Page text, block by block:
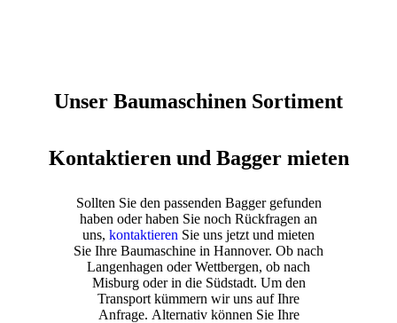
Unser Baumaschinen Sortiment
Kontaktieren und Bagger mieten
Sollten Sie den passenden Bagger gefunden
haben oder haben Sie noch Rückfragen an
uns, kontaktieren Sie uns jetzt und mieten
Sie Ihre Baumaschine in Hannover. Ob nach
Langenhagen oder Wettbergen, ob nach
Misburg oder in die Südstadt. Um den
Transport kümmern wir uns auf Ihre
Anfrage. Alternativ können Sie Ihre